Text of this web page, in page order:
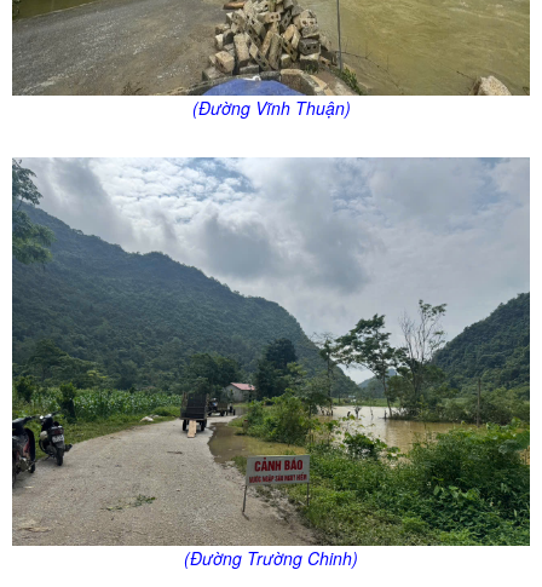
(Đường Vĩnh Thuận)
(Đường Trường Chinh)